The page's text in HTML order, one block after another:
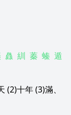
灥 紃 蓁 螓 遁
十年 (3)滿、